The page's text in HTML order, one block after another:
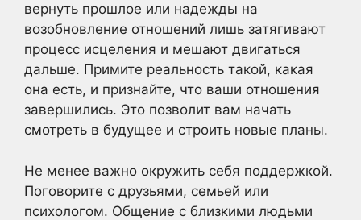
вернуть прошлое или надежды на
возобновление отношений лишь затягивают
процесс исцеления и мешают двигаться
дальше. Примите реальность такой, какая
она есть, и признайте, что ваши отношения
завершились. Это позволит вам начать
смотреть в будущее и строить новые планы.
Не менее важно окружить себя поддержкой.
Поговорите с друзьями, семьей или
психологом. Общение с близкими людьми